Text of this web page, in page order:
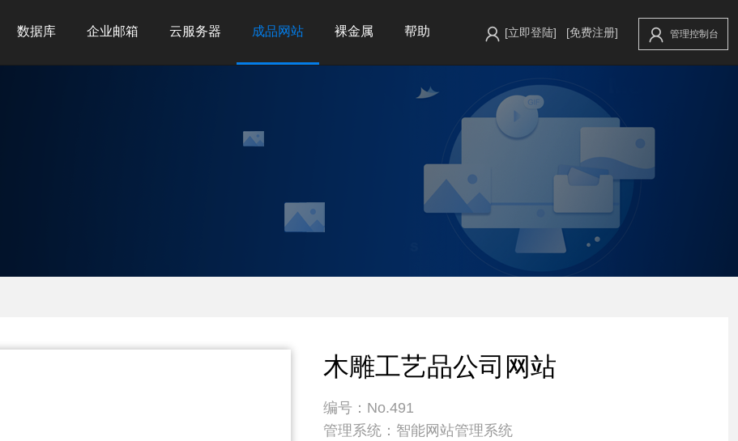
数据库 企业邮箱 云服务器 成品网站 裸金属 帮助 [立即登陆] [免费注册] 管理控制台
木雕工艺品公司网站
编号：No.491
管理系统：智能网站管理系统